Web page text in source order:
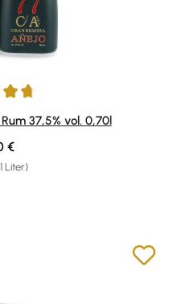
4.86 von 5 Sternen
37,5% vol. 0,70l
Liter)
Preis:
€